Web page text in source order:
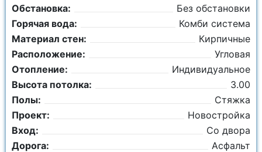
Обстановка:
Без обстановки
Горячая вода:
Комби система
Материал стен:
Кирпичные
Расположение:
Угловая
Отопление:
Индивидуальное
Высота потолка:
3.00
Полы:
Стяжка
Проект:
Новостройка
Вход:
Со двора
Дорога:
Асфальт